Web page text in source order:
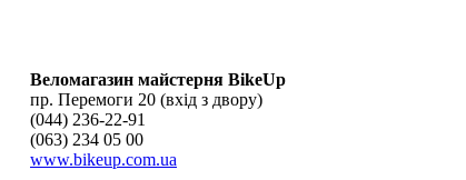
Веломагазин майстерня BikeUp
пр. Перемоги 20 (вхід з двору)
(044) 236-22-91
(063) 234 05 00
www.bikeup.com.ua